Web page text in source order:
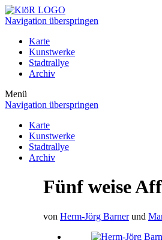
Navigation überspringen
Karte
Kunstwerke
Stadtrallye
Archiv
Menü
Navigation überspringen
Karte
Kunstwerke
Stadtrallye
Archiv
Fünf weise
von Herm-Jörg Barnerund